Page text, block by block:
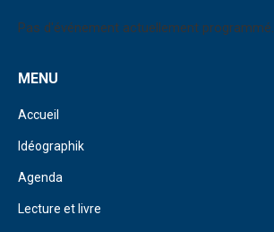
Pas d'événement actuellement programmé.
MENU
Accueil
Idéographik
Agenda
Lecture et livre